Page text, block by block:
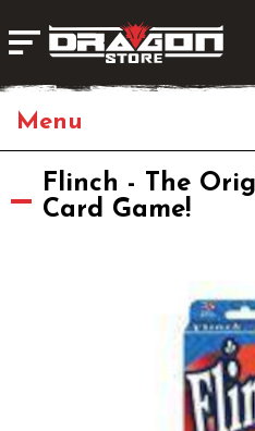
Home
Giochi di Carte
Flinch - The
Card Game!